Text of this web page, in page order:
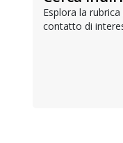
Esplora la
contatto di